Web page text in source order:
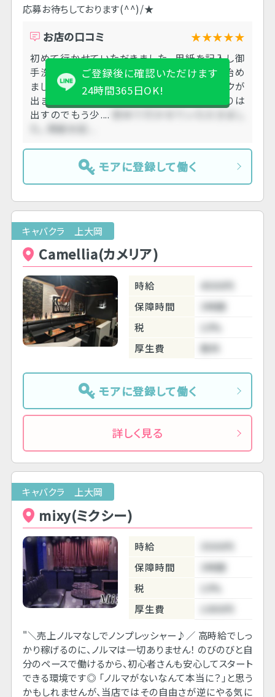
応募お待ちしております(^^)/★
お店の口コミ ★★★★★
初めて行かせていただきました。 用紙を記入し御
手洗で着替え。 その日は少し遅めから混み始め
ましたが、客層も良く、 ほとんどの席でドリンクが
出ました。 終電上がりにしていましたが、 送りは
出すのでもう少.... 初めて行かせていただきまし
た。 用紙を記....
ご登録後に確認いただけます
24時間365日OK!
モアに登録して働く
キャバクラ 上大岡
Camellia(カメリア)
時給
4500円
保障時間
3時間
税
10%
厚生費
無料
モアに登録して働く
詳しく見る
キャバクラ 上大岡
mixy(ミクシー)
時給
3500円
保障時間
3時間
税
10%
厚生費
1000円
"＼売上ノルマなしでノンプレッシャー♪／ 高時給でしっ
かり稼げるのに、ノルマは一切ありません！ のびのびと自
分のペースで働けるから、初心者さんも安心してスタート
できる環境です◎ 「ノルマがないなんて本当に？」と思う
かもしれませんが、当店ではその自由さが逆にやる気に